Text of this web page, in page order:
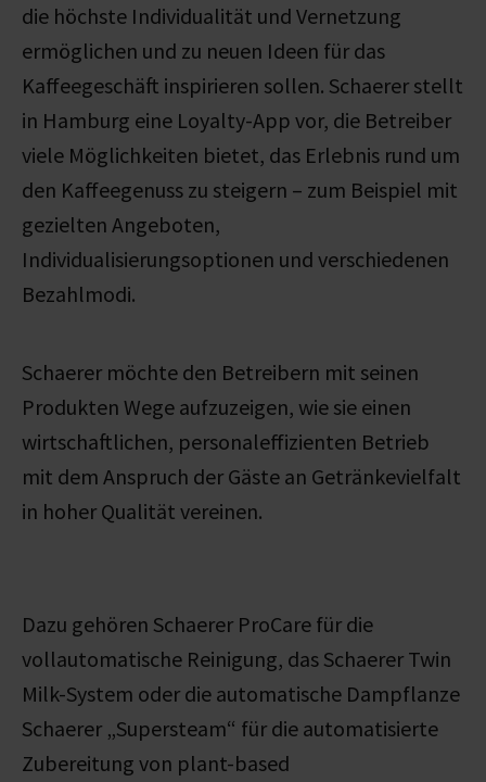
die höchste Individualität und Vernetzung
ermöglichen und zu neuen Ideen für das
Kaffeegeschäft inspirieren sollen. Schaerer stellt
in Hamburg eine Loyalty-App vor, die Betreiber
viele Möglichkeiten bietet, das Erlebnis rund um
den Kaffeegenuss zu steigern – zum Beispiel mit
gezielten Angeboten,
Individualisierungsoptionen und verschiedenen
Bezahlmodi.
Schaerer möchte den Betreibern mit seinen
Produkten Wege aufzuzeigen, wie sie einen
wirtschaftlichen, personaleffizienten Betrieb
mit dem Anspruch der Gäste an Getränkevielfalt
in hoher Qualität vereinen.
Dazu gehören Schaerer ProCare für die
vollautomatische Reinigung, das Schaerer Twin
Milk-System oder die automatische Dampflanze
Schaerer „Supersteam“ für die automatisierte
Zubereitung von plant-based